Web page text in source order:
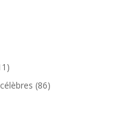
111
produits8686